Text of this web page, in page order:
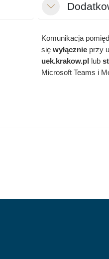
Minimizza
Komunikacja
sięwyłącznie przy
uek.krakow.pl lub
Microsoft Teams i